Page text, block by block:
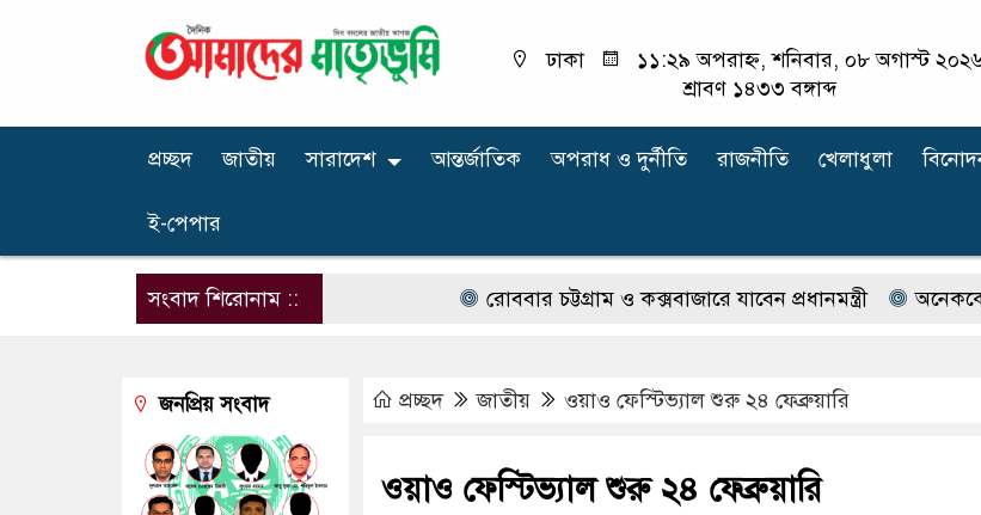
ঢাকা
১১:২৯ অপরাহ্ন, শনিবার, ০৮ অগাস্ট
শ্রাবণ ১৪৩৩ বঙ্গাব্দ
প্রচ্ছদ জাতীয় সারাদেশ আন্তর্জাতিক অপরাধ ‍ও দুর্নীতি রাজনীতি খেলাধুলা
ই-পেপার
সংবাদ শিরোনাম :: রোববার চট্টগ্রাম ও কক্সবাজারে যাবেন প্রধানমন্ত্রী অনেককেই এখন
প্রচ্ছদ জাতীয় ওয়াও ফেস্টিভ্যাল শুরু ২৪ ফেব্রুয়ারি
ওয়াও ফেস্টিভ্যাল শুরু ২৪ ফেব্রুয়ারি
জনপ্রিয় সংবাদ